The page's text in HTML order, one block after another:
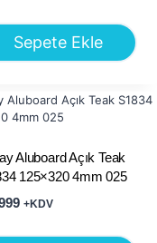
Sepete Ekle
Aluboard Açık Teak
125×320 4mm 025
+KDV